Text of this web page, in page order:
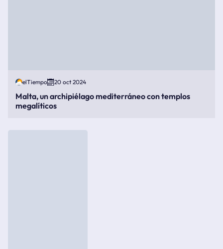
elTiempo 20 oct 2024
Malta, un archipiélago mediterráneo con templos
megalíticos